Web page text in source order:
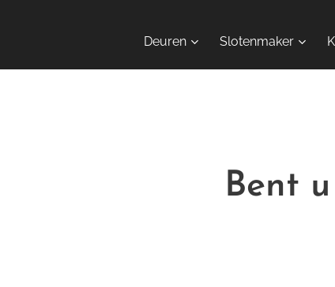
Deuren Slotenmaker
Bent